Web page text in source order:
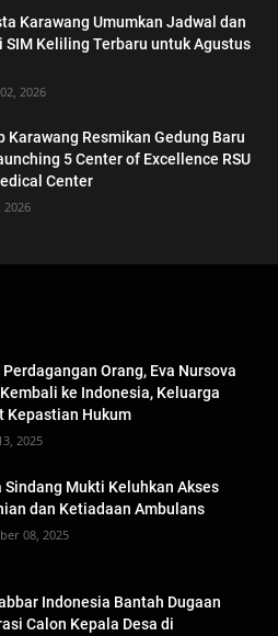
Karawang Umumkan Jadwal dan
SIM Keliling Terbaru untuk Agustus
2026
Karawang Resmikan Gedung Baru
5 Center of Excellence RSU
Center
2026
Perdagangan Orang, Eva Nursova
ke Indonesia, Keluarga
Kepastian Hukum
2025
Sindang Mukti Keluhkan Akses
dan Ketiadaan Ambulans
08, 2025
Indonesia Bantah Dugaan
Calon Kepala Desa di